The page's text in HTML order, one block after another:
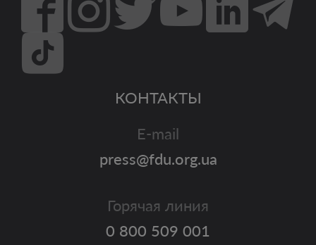
КОНТАКТЫ
E-mail
press@fdu.org.ua
Горячая линия
0 800 509 001